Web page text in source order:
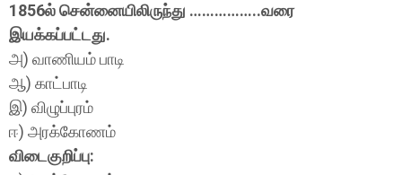
1856ல் சென்னையிலிருந்து ……………..வரை
இயக்கப்பட்டது.
அ) வாணியம் பாடி
ஆ) காட்பாடி
இ) விழுப்புரம்
ஈ) அரக்கோணம்
விடைகுறிப்பு: